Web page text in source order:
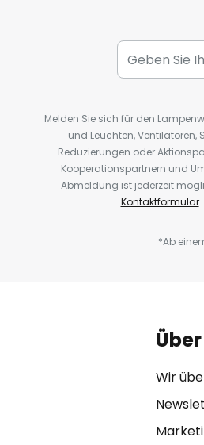
Melden Sie sich für den
und Leuchten,
Reduzierungen oder
Kooperationspartnern und
Abmeldung ist jederzeit
Kontaktformular.
*Ab
Wir